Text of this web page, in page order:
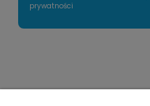
prywatności